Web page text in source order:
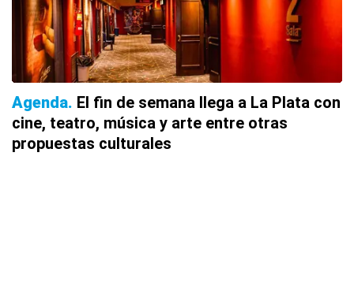
Agenda El fin de semana llega a La Plata con
cine, teatro, música y arte entre otras
propuestas culturales